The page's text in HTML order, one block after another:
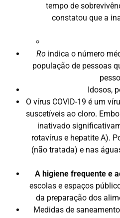
tempo de
constatou que a
Ro indica o número
população de pessoas
Idosos,
O vírus COVID-19 é um
suscetíveis ao cloro.
inativado
rotavírus e hepatite A).
(não tratada) e nas
A higiene frequente e
escolas e espaços
da preparação dos
Medidas de